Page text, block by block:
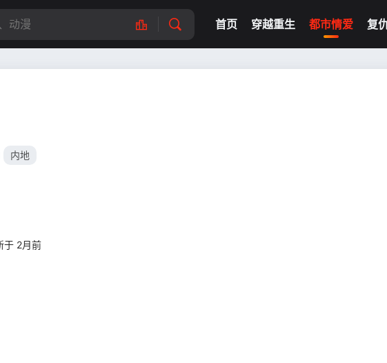
首页 穿越重生 都市情爱 复
内地
2月前